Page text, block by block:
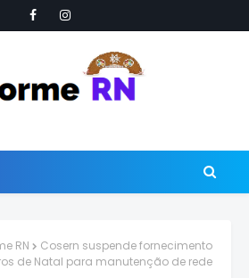
RN
Cosern suspende fornecimento
de Natal para manutenção de rede